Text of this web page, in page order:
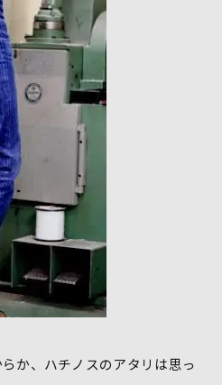
か、ハチノスのアタリは思っ